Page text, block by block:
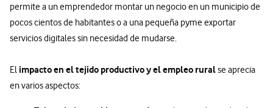
permite a un emprendedor montar un negocio en un municipio de
pocos cientos de habitantes o a una pequeña pyme exportar
servicios digitales sin necesidad de mudarse.
El impacto en el tejido productivo y el empleo ruralse aprecia
en varios aspectos: